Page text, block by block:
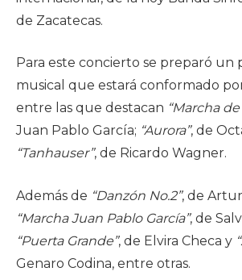
de Zacatecas.
Para este concierto se preparó un
musical que estará conformado
entre las que destacan “Marcha
Juan Pablo García; “Aurora”, de
“Tanhauser”, de Ricardo Wagner.
Además de “Danzón No.2”, de
“Marcha Juan Pablo García”, de
“Puerta Grande”, de Elvira Checa y
Genaro Codina, entre otras.